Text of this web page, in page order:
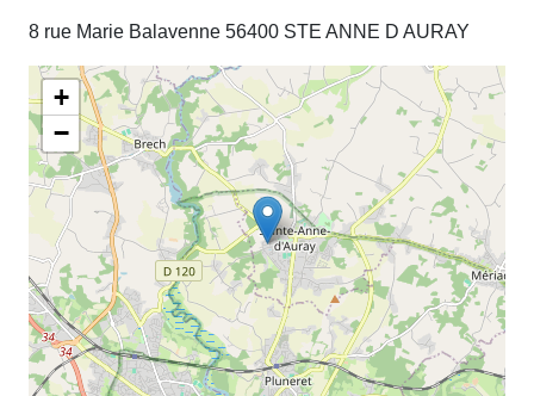
8 rue Marie Balavenne 56400 STE ANNE D AURAY
+
−